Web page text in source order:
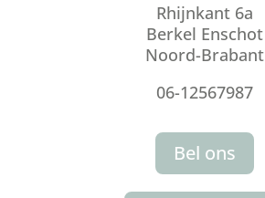
Rhijnkant 6a
Berkel Enschot
Noord-Brabant
06-12567987
Bel ons